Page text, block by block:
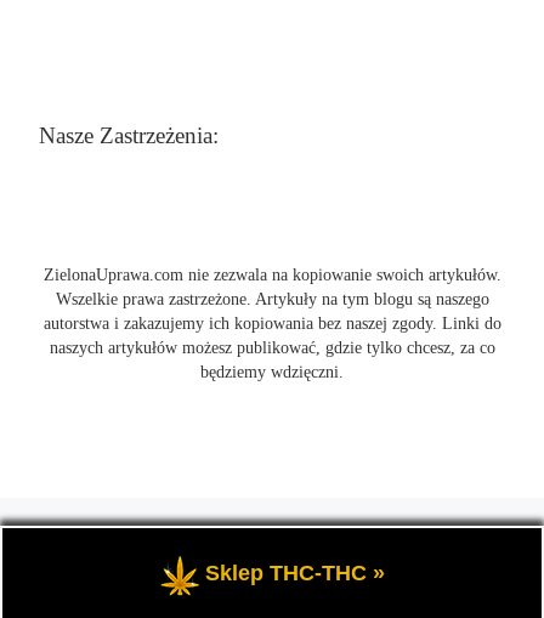
Nasze Zastrzeżenia:
ZielonaUprawa.com nie zezwala na kopiowanie swoich artykułów.
Wszelkie prawa zastrzeżone. Artykuły na tym blogu są naszego
autorstwa i zakazujemy ich kopiowania bez naszej zgody. Linki do
naszych artykułów możesz publikować, gdzie tylko chcesz, za co
będziemy wdzięczni.
wszystko o uprawie i hodowli marihunay, roślin konopi indoor
oraz outdoor.
Sklep THC-THC »